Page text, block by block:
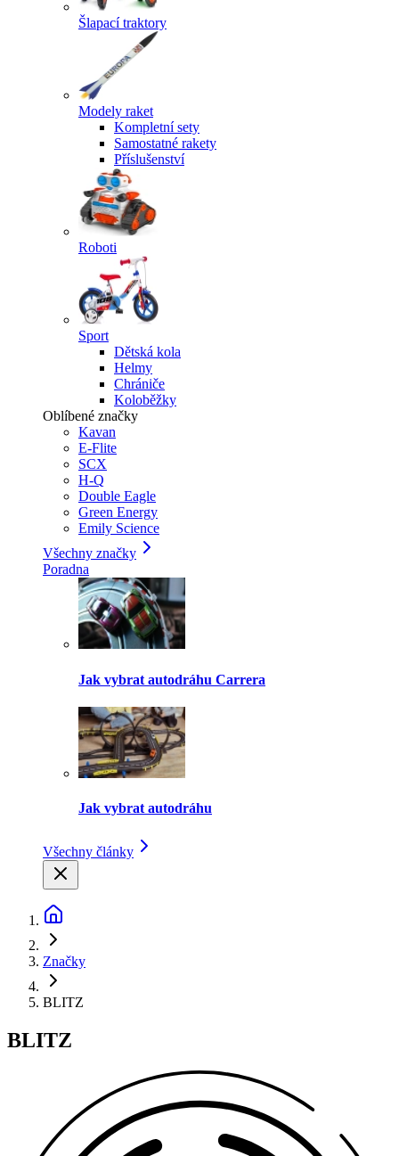
Šlapací traktory
Modely raket
Kompletní sety
Samostatné rakety
Příslušenství
Roboti
Sport
Dětská kola
Helmy
Chrániče
Koloběžky
Oblíbené značky
Kavan
E-Flite
SCX
H-Q
Double Eagle
Green Energy
Emily Science
Všechny značky
Poradna
Jak vybrat autodráhu Carrera
Jak vybrat autodráhu
Všechny články
Značky
BLITZ
BLITZ